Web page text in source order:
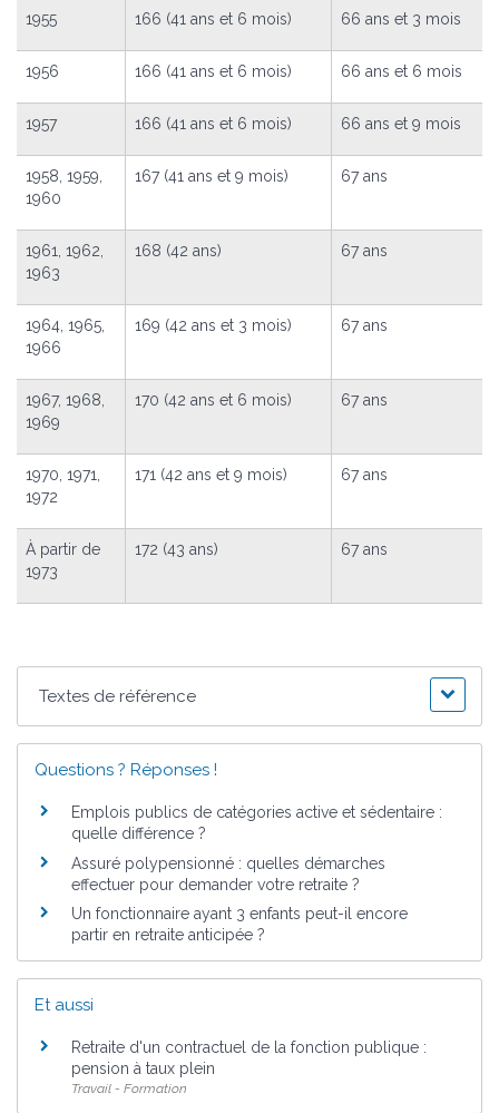
1955 166 (41 ans et 6 mois) 66 ans et 3 mois
1956 166 (41 ans et 6 mois) 66 ans et 6 mois
1957 166 (41 ans et 6 mois) 66 ans et 9 mois
1958, 1959,
1960
167 (41 ans et 9 mois) 67 ans
1961, 1962,
1963
168 (42 ans) 67 ans
1964, 1965,
1966
169 (42 ans et 3 mois) 67 ans
1967, 1968,
1969
170 (42 ans et 6 mois) 67 ans
1970, 1971,
1972
171 (42 ans et 9 mois) 67 ans
À partir de
1973
172 (43 ans) 67 ans
Textes de référence
Questions ? Réponses !
Emplois publics de catégories active et sédentaire :
quelle différence ?
Assuré polypensionné : quelles démarches
effectuer pour demander votre retraite ?
Un fonctionnaire ayant 3 enfants peut-il encore
partir en retraite anticipée ?
Et aussi
Retraite d'un contractuel de la fonction publique :
pension à taux plein
Travail - Formation